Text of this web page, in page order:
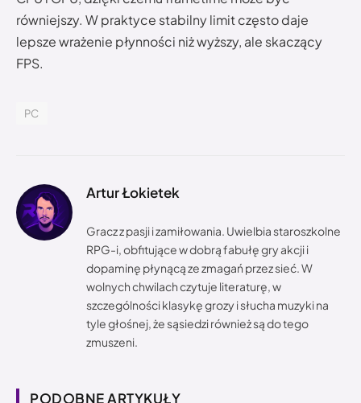
równiejszy. W praktyce stabilny limit często daje
lepsze wrażenie płynności niż wyższy, ale skaczący
FPS.
PC
Artur Łokietek
Gracz z pasji i zamiłowania. Uwielbia staroszkolne
RPG-i, obfitujące w dobrą fabułę gry akcji i
dopaminę płynącą ze zmagań przez sieć. W
wolnych chwilach czytuje literaturę, w
szczególności klasykę grozy i słucha muzyki na
tyle głośnej, że sąsiedzi również są do tego
zmuszeni.
PODOBNE ARTYKUŁY